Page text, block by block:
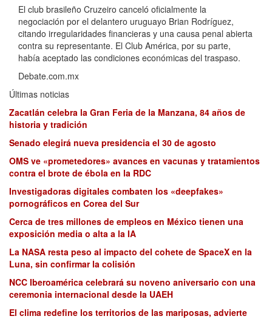
El club brasileño Cruzeiro canceló oficialmente la
negociación por el delantero uruguayo Brian Rodríguez,
citando irregularidades financieras y una causa penal abierta
contra su representante. El Club América, por su parte,
había aceptado las condiciones económicas del traspaso.
Debate.com.mx
Últimas noticias
Zacatlán celebra la Gran Feria de la Manzana, 84 años de
historia y tradición
Senado elegirá nueva presidencia el 30 de agosto
OMS ve «prometedores» avances en vacunas y tratamientos
contra el brote de ébola en la RDC
Investigadoras digitales combaten los «deepfakes»
pornográficos en Corea del Sur
Cerca de tres millones de empleos en México tienen una
exposición media o alta a la IA
La NASA resta peso al impacto del cohete de SpaceX en la
Luna, sin confirmar la colisión
NCC Iberoamérica celebrará su noveno aniversario con una
ceremonia internacional desde la UAEH
El clima redefine los territorios de las mariposas, advierte